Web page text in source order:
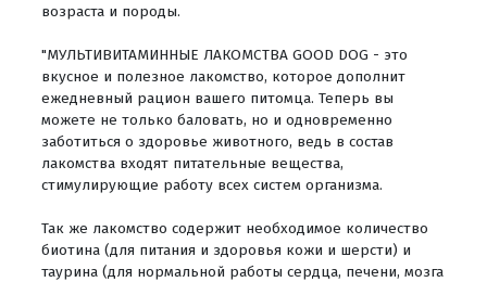
возраста и породы.
"МУЛЬТИВИТАМИННЫЕ ЛАКОМСТВА GOOD DOG - это
вкусное и полезное лакомство, которое дополнит
ежедневный рацион вашего питомца. Теперь вы
можете не только баловать, но и одновременно
заботиться о здоровье животного, ведь в состав
лакомства входят питательные вещества,
стимулирующие работу всех систем организма.
Так же лакомство содержит необходимое количество
биотина (для питания и здоровья кожи и шерсти) и
таурина (для нормальной работы сердца, печени, мозга